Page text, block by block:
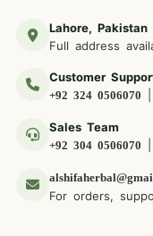
Lahore, Pakistan
Full address
Customer
+92 324 0506070
Sales Team
+92 304 0506070
For orders,